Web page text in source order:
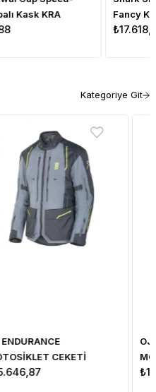
Fancy Kapalı Kask WKO
₺17.618,88
OJ ENDURANCE
MOTOSİKLET CEKETİ
GRİ/SARI/SİYAH L
₺15.646,87
Kategoriye Git